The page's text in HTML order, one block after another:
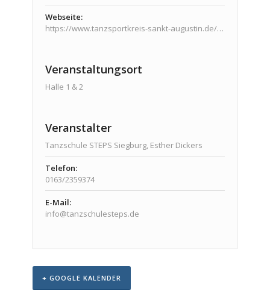
Webseite:
https://www.tanzsportkreis-sankt-augustin.de/veranstaltungen/veranstaltungen/endrunden/
Veranstaltungsort
Halle 1 & 2
Veranstalter
Tanzschule STEPS Siegburg, Esther Dickers
Telefon:
0163/2359374
E-Mail:
info@tanzschulesteps.de
+ GOOGLE KALENDER